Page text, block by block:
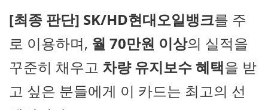
[최종 판단] SK/HD현대오일뱅크를 주
로 이용하며, 월 70만원 이상의 실적을
꾸준히 채우고 차량 유지보수 혜택을 받
고 싶은 분들에게 이 카드는 최고의 선